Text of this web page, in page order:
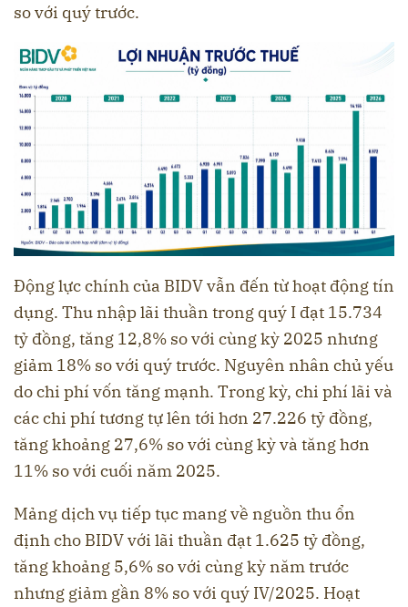
so với quý trước.
Động lực chính của BIDV vẫn đến từ hoạt động tín
dụng. Thu nhập lãi thuần trong quý I đạt 15.734
tỷ đồng, tăng 12,8% so với cùng kỳ 2025 nhưng
giảm 18% so với quý trước. Nguyên nhân chủ yếu
do chi phí vốn tăng mạnh. Trong kỳ, chi phí lãi và
các chi phí tương tự lên tới hơn 27.226 tỷ đồng,
tăng khoảng 27,6% so với cùng kỳ và tăng hơn
11% so với cuối năm 2025.
Mảng dịch vụ tiếp tục mang về nguồn thu ổn
định cho BIDV với lãi thuần đạt 1.625 tỷ đồng,
tăng khoảng 5,6% so với cùng kỳ năm trước
nhưng giảm gần 8% so với quý IV/2025. Hoạt